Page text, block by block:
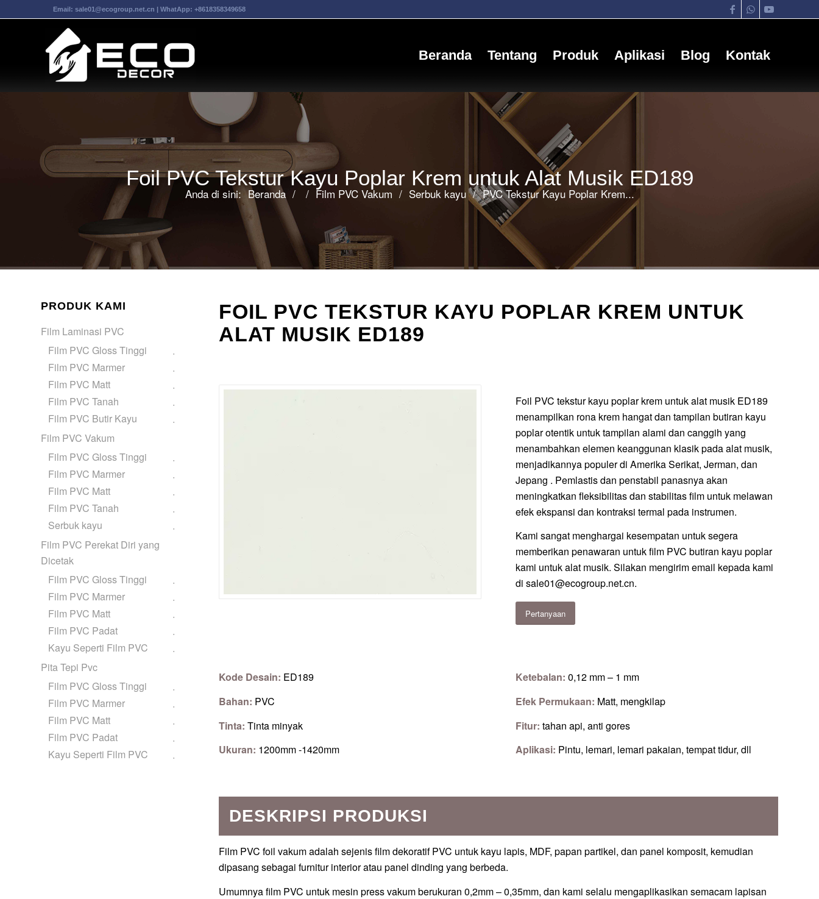
Email: sale01@ecogroup.net.cn | WhatApp: +8618358349658
Beranda Tentang Produk Aplikasi Blog Kontak
Foil PVC Tekstur Kayu Poplar Krem untuk Alat Musik ED189
Anda di sini: Beranda / / Film PVC Vakum / Serbuk kayu / PVC Tekstur Kayu Poplar Krem...
FOIL PVC TEKSTUR KAYU POPLAR KREM UNTUK
ALAT MUSIK ED189
Foil PVC tekstur kayu poplar krem untuk alat musik ED189
menampilkan rona krem hangat dan tampilan butiran kayu
poplar otentik untuk tampilan alami dan canggih yang
menambahkan elemen keanggunan klasik pada alat musik,
menjadikannya populer di Amerika Serikat, Jerman, dan
Jepang . Pemlastis dan penstabil panasnya akan
meningkatkan fleksibilitas dan stabilitas film untuk melawan
efek ekspansi dan kontraksi termal pada instrumen.
Kami sangat menghargai kesempatan untuk segera
memberikan penawaran untuk film PVC butiran kayu poplar
kami untuk alat musik. Silakan mengirim email kepada kami
di sale01@ecogroup.net.cn.
Pertanyaan
Kode Desain: ED189
Bahan: PVC
Tinta: Tinta minyak
Ukuran: 1200mm -1420mm
Ketebalan: 0,12 mm – 1 mm
Efek Permukaan: Matt, mengkilap
Fitur: tahan api, anti gores
Aplikasi: Pintu, lemari, lemari pakaian, tempat tidur, dll
DESKRIPSI PRODUKSI
Film PVC foil vakum adalah sejenis film dekoratif PVC untuk kayu lapis, MDF, papan partikel, dan panel komposit, kemudian
dipasang sebagai furnitur interior atau panel dinding yang berbeda.
Umumnya film PVC untuk mesin press vakum berukuran 0,2mm – 0,35mm, dan kami selalu mengaplikasikan semacam lapisan
PRODUK KAMI
Film Laminasi PVC
Film PVC Gloss Tinggi
Film PVC Marmer
Film PVC Matt
Film PVC Tanah
Film PVC Butir Kayu
Film PVC Vakum
Film PVC Gloss Tinggi
Film PVC Marmer
Film PVC Matt
Film PVC Tanah
Serbuk kayu
Film PVC Perekat Diri yang
Dicetak
Film PVC Gloss Tinggi
Film PVC Marmer
Film PVC Matt
Film PVC Padat
Kayu Seperti Film PVC
Pita Tepi Pvc
Film PVC Gloss Tinggi
Film PVC Marmer
Film PVC Matt
Film PVC Padat
Kayu Seperti Film PVC